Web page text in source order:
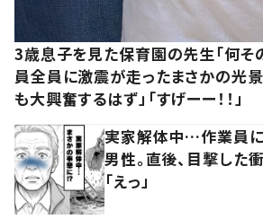
3歳息子を見た保育園の先生「何そ
員全員に激震が走ったまさかの光
も大興奮するはず」「すげーー！！」
実家解体中…作業員
男性。直後、目撃し
「えっ」